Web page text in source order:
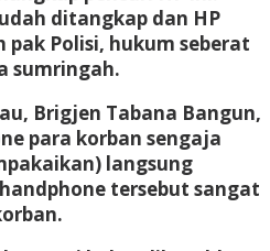
ditangkap dan HP
Polisi, hukum seberat
sumringah.
Brigjen Tabana Bangun,
para korban sengaja
langsung
tersebut sangat